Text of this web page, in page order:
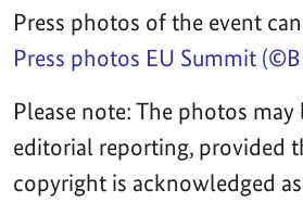
Press photos of the event
Press photos EU Summit
Please note: The photos may
editorial reporting, provided
copyright is acknowledged